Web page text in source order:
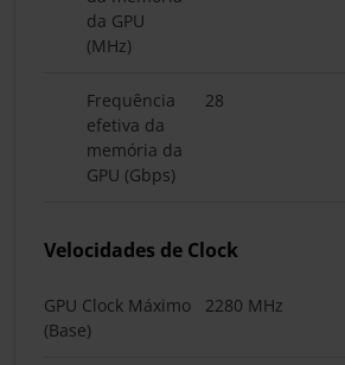
da GPU
(MHz)
Frequência
efetiva da
memória da
GPU (Gbps)
28
Velocidades de Clock
GPU Clock Máximo
(Base)
2280 MHz